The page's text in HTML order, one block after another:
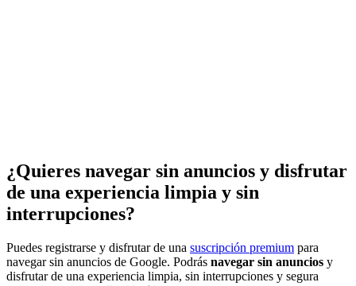
¿Quieres navegar sin anuncios y disfrutar
de una experiencia limpia y sin
interrupciones?
Puedes registrarse y disfrutar de una suscripción premium para
navegar sin anuncios de Google. Podrás navegar sin anuncios y
disfrutar de una experiencia limpia, sin interrupciones y segura